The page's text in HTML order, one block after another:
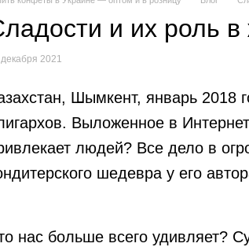
и их роль в
2021
Шымкент, январь 2018
Выложенное в
людей? Все дело в
шедевра у его
нас больше всего удивляет?